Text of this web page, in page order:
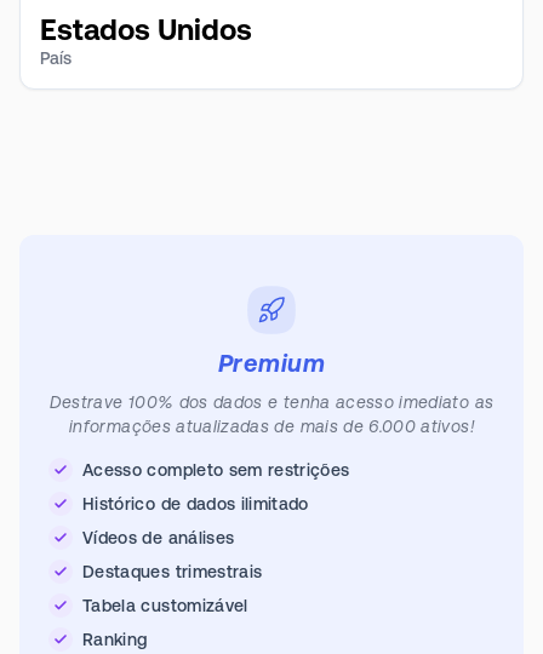
Estados Unidos
País
Premium
Destrave 100% dos dados e tenha acesso imediato as
informações atualizadas de mais de 6.000 ativos!
Acesso completo sem restrições
Histórico de dados ilimitado
Vídeos de análises
Destaques trimestrais
Tabela customizável
Ranking